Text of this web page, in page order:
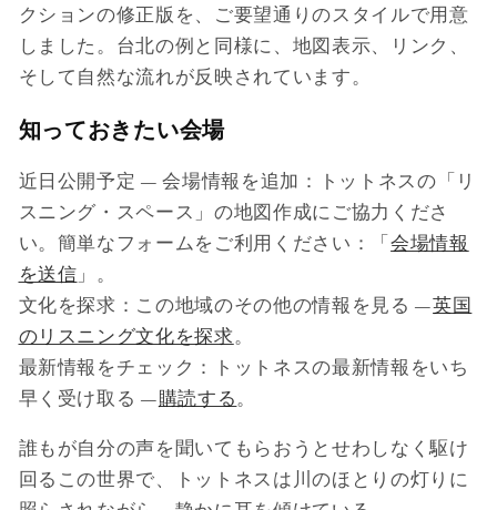
クションの修正版を、ご要望通りのスタイルで用意
しました。台北の例と同様に、地図表示、リンク、
そして自然な流れが反映されています。
知っておきたい会場
近日公開予定 — 会場情報を追加：トットネスの「リ
スニング・スペース」の地図作成にご協力くださ
い。簡単なフォームをご利用ください：「会場情報
を送信 」。
文化を探求：この地域のその他の情報を見る —英国
のリスニング文化を探求。
最新情報をチェック：トットネスの最新情報をいち
早く受け取る —購読する。
誰もが自分の声を聞いてもらおうとせわしなく駆け
回るこの世界で、トットネスは川のほとりの灯りに